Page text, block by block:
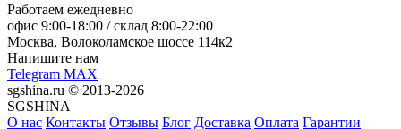
Работаем ежедневно
офис 9:00-18:00 / склад 8:00-22:00
Москва, Волоколамское шоссе 114к2
Напишите нам
Telegram MAX
sgshina.ru © 2013-2026
SGSHINA
О нас Контакты Отзывы Блог Доставка Оплата Гарантии